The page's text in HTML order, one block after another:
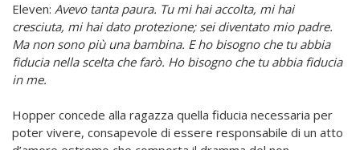
Eleven: Avevo tanta paura. Tu mi hai accolta, mi hai
cresciuta, mi hai dato protezione; sei diventato mio padre.
Ma non sono più una bambina. E ho bisogno che tu abbia
fiducia nella scelta che farò. Ho bisogno che tu abbia fiducia
in me.
Hopper concede alla ragazza quella fiducia necessaria per
poter vivere, consapevole di essere responsabile di un atto